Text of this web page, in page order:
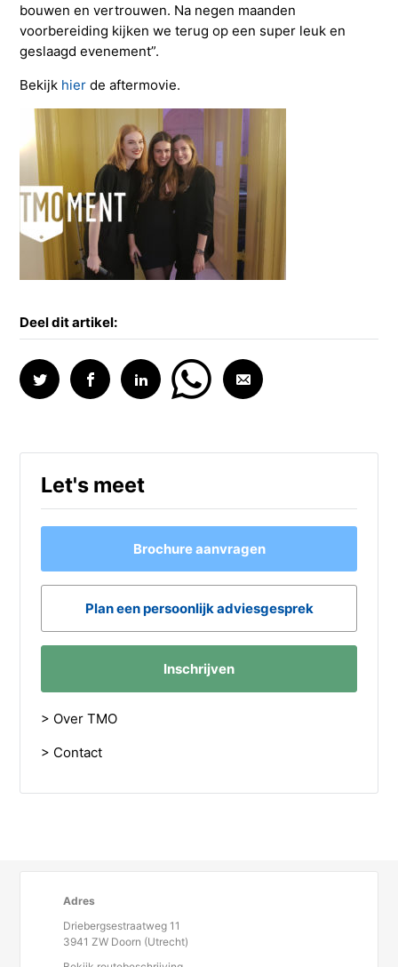
bouwen en vertrouwen. Na negen maanden
voorbereiding kijken we terug op een super leuk en
geslaagd evenement”.
Bekijk hier de aftermovie.
Deel dit artikel:
Let's meet
Brochure aanvragen
Plan een persoonlijk adviesgesprek
Inschrijven
> Over TMO
> Contact
Adres
Driebergsestraatweg 11
3941 ZW Doorn (Utrecht)